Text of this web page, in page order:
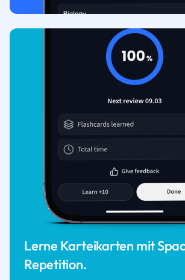
Lerne Karteikarten mit
Repetition.